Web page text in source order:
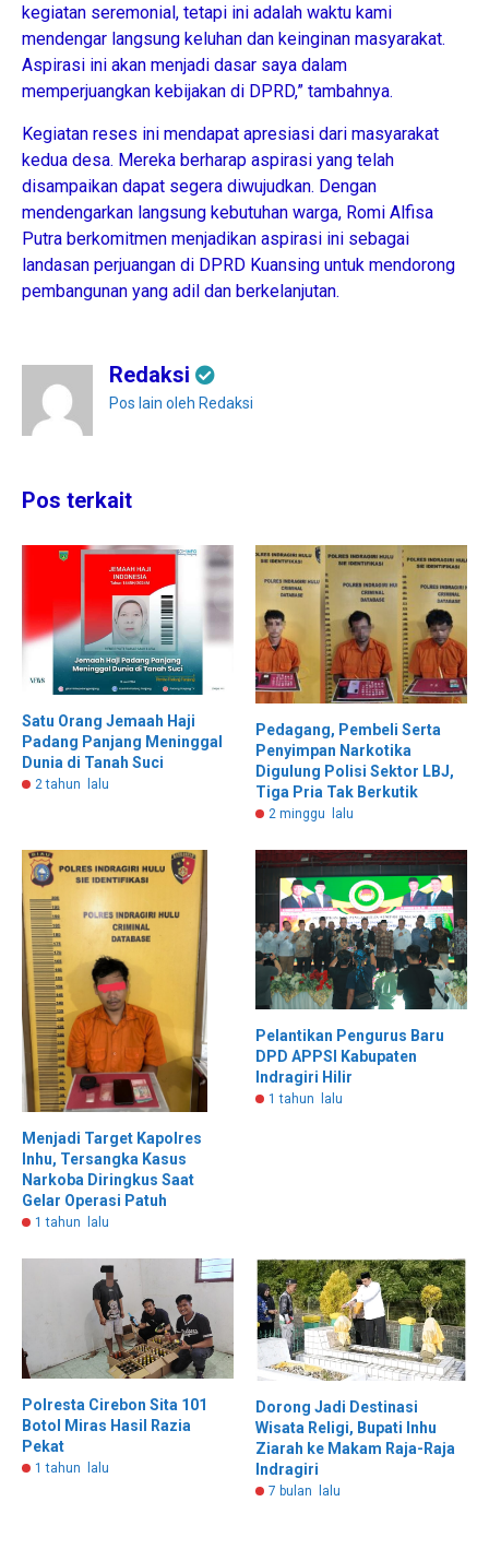
kegiatan seremonial, tetapi ini adalah waktu kami
mendengar langsung keluhan dan keinginan masyarakat.
Aspirasi ini akan menjadi dasar saya dalam
memperjuangkan kebijakan di DPRD,” tambahnya.
Kegiatan reses ini mendapat apresiasi dari masyarakat
kedua desa. Mereka berharap aspirasi yang telah
disampaikan dapat segera diwujudkan. Dengan
mendengarkan langsung kebutuhan warga, Romi Alfisa
Putra berkomitmen menjadikan aspirasi ini sebagai
landasan perjuangan di DPRD Kuansing untuk mendorong
pembangunan yang adil dan berkelanjutan.
Redaksi
Pos lain oleh Redaksi
Pos terkait
Satu Orang Jemaah Haji
Padang Panjang Meninggal
Dunia di Tanah Suci
2 tahun lalu
Pedagang, Pembeli Serta
Penyimpan Narkotika
Digulung Polisi Sektor LBJ,
Tiga Pria Tak Berkutik
2 minggu lalu
Menjadi Target Kapolres
Inhu, Tersangka Kasus
Narkoba Diringkus Saat
Gelar Operasi Patuh
1 tahun lalu
Pelantikan Pengurus Baru
DPD APPSI Kabupaten
Indragiri Hilir
1 tahun lalu
Polresta Cirebon Sita 101
Botol Miras Hasil Razia
Pekat
1 tahun lalu
Dorong Jadi Destinasi
Wisata Religi, ‎Bupati Inhu
Ziarah ke Makam Raja-Raja
Indragiri ‎
7 bulan lalu